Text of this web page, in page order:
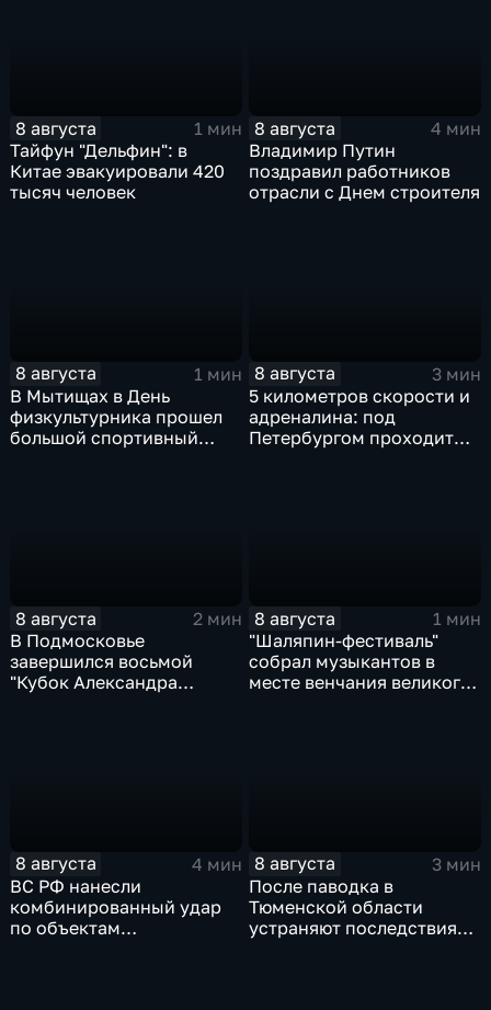
8 августа
1 мин
Тайфун "Дельфин": в
Китае эвакуировали 420
тысяч человек
8 августа
4 мин
Владимир Путин
поздравил работников
отрасли с Днем строителя
8 августа
1 мин
В Мытищах в День
физкультурника прошел
большой спортивный
8 августа
3 мин
5 километров скорости и
адреналина: под
Петербургом проходит
8 августа
2 мин
В Подмосковье
завершился восьмой
"Кубок Александра
8 августа
1 мин
"Шаляпин‑фестиваль"
собрал музыкантов в
месте венчания великого
8 августа
4 мин
ВС РФ нанесли
комбинированный удар
по объектам
8 августа
3 мин
После паводка в
Тюменской области
устраняют последствия